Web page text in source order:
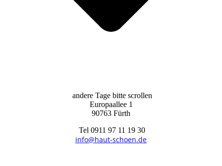
andere Tage bitte scrollen
Europaallee 1
90763 Fürth
Tel 0911 97 11 19 30
info@haut-schoen.de